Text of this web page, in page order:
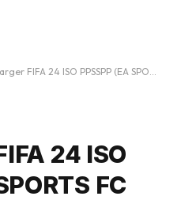
24 ISO PPSSPP (EA SPORTS FC 2024 PPSSPP) sur Emulateur PSP Android
24 ISO
FC